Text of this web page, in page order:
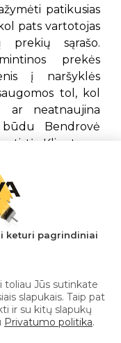
patikusias
pats vartotojas
prekių sąrašo.
prekės
į naršyklės
tol, kol
ar neatnaujina
Bendrovė
Klientams,
bei
parduotuvę.
yra
Ar
šalims?
Taip
keturi pagrindiniai
toliau Jūs sutinkate
slapukais. Taip pat
ir su kitų slapukų
Privatumo politika.